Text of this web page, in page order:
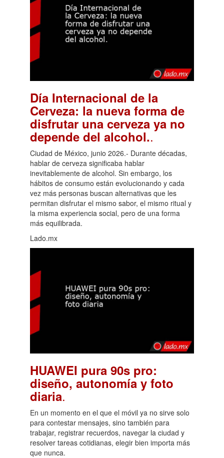
Día Internacional de la
Cerveza: la nueva forma de
disfrutar una cerveza ya no
depende del alcohol..
Ciudad de México, junio 2026.- Durante décadas,
hablar de cerveza significaba hablar
inevitablemente de alcohol. Sin embargo, los
hábitos de consumo están evolucionando y cada
vez más personas buscan alternativas que les
permitan disfrutar el mismo sabor, el mismo ritual y
la misma experiencia social, pero de una forma
más equilibrada.
Lado.mx
HUAWEI pura 90s pro:
diseño, autonomía y foto
diaria.
En un momento en el que el móvil ya no sirve solo
para contestar mensajes, sino también para
trabajar, registrar recuerdos, navegar la ciudad y
resolver tareas cotidianas, elegir bien importa más
que nunca.